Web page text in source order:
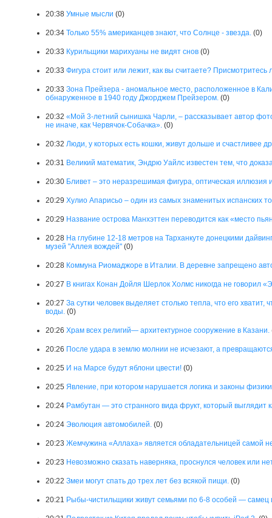
20:38 Умные мысли (0)
20:34 Только 55% американцев знают, что Солнце - звезда. (0)
20:33 Курильщики марихуаны не видят снов (0)
20:33 Фигура стоит или лежит, как вы считаете? Присмотритесь
20:33 Зона Прейзера - аномальное место, расположенное в
обнаруженное в 1940 году Джорджем Прейзером. (0)
20:32 «Мой 3-летний сынишка Чарли, – рассказывает автор
не иначе, как Червячок-Собачка». (0)
20:32 Люди, у которых есть кошки, живут дольше и счастливее
20:31 Великий математик, Эндрю Уайлс известен тем, что
20:30 Бливет – это неразрешимая фигура, оптическая иллюзия
20:29 Хулио Апарисьо – один из самых знаменитых испанских
20:29 Название острова Манхэттен переводится как «место
20:28 На глубине 12-18 метров на Тарханкуте донецкими
музей "Аллея вождей" (0)
20:28 Коммуна Риомаджоре в Италии. В деревне запрещено
20:27 В книгах Конан Дойля Шерлок Холмс никогда не говорил
20:27 За сутки человек выделяет столько тепла, что его
воды. (0)
20:26 Храм всех религий— архитектурное сооружение в Казани.
20:26 После удара в землю молнии не исчезают, а
20:25 И на Марсе будут яблони цвести! (0)
20:25 Явление, при котором нарушается логика и законы
20:24 Рамбутан — это странного вида фрукт, который выглядит
20:24 Эволюция автомобилей. (0)
20:23 Жемчужина «Аллаха» является обладательницей самой
20:23 Невозможно сказать наверняка, проснулся человек или
20:22 Змеи могут спать до трех лет без всякой пищи. (0)
20:21 Рыбы-чистильщики живут семьями по 6-8 особей — самец